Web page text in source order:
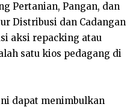
Pertanian, Pangan, dan
Distribusi dan Cadangan
aksi repacking atau
satu kios pedagang di
dapat menimbulkan